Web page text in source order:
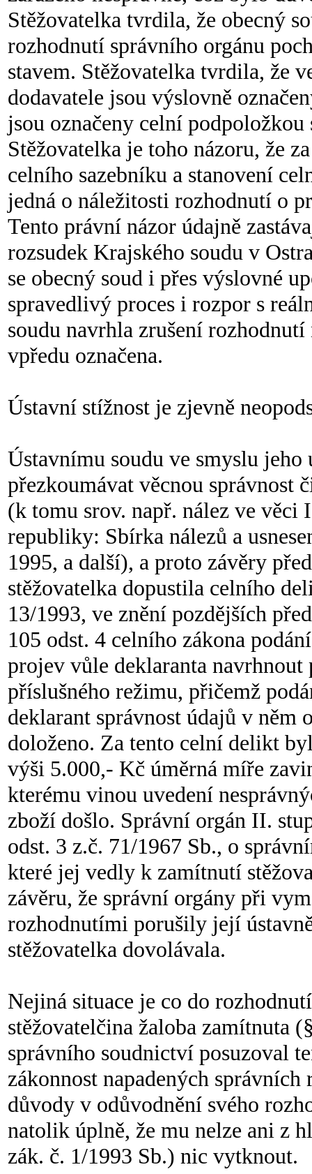
Stěžovatelka tvrdila, že obecný
rozhodnutí správního orgánu
stavem. Stěžovatelka tvrdila, že
dodavatele jsou výslovně
jsou označeny celní podpoložkou
Stěžovatelka je toho názoru, že
celního sazebníku a stanovení
jedná o náležitosti rozhodnutí o
Tento právní názor údajně
rozsudek Krajského soudu v
se obecný soud i přes výslovné
spravedlivý proces i rozpor s
soudu navrhla zrušení
vpředu označena.
Ústavní stížnost je zjevně
Ústavnímu soudu ve smyslu
přezkoumávat věcnou správnost
(k tomu srov. např. nález ve věci
republiky: Sbírka nálezů a
1995, a další), a proto závěry
stěžovatelka dopustila celního
13/1993, ve znění pozdějších
105 odst. 4 celního zákona
projev vůle deklaranta
příslušného režimu, přičemž
deklarant správnost údajů v něm
doloženo. Za tento celní delikt
výši 5.000,- Kč úměrná míře
kterému vinou uvedení
zboží došlo. Správní orgán II.
odst. 3 z.č. 71/1967 Sb., o
které jej vedly k zamítnutí
závěru, že správní orgány při
rozhodnutími porušily její
stěžovatelka dovolávala.
Nejiná situace je co do
stěžovatelčina žaloba zamítnuta
správního soudnictví posuzoval
zákonnost napadených
důvody v odůvodnění svého
natolik úplně, že mu nelze ani z
zák. č. 1/1993 Sb.) nic vytknout.